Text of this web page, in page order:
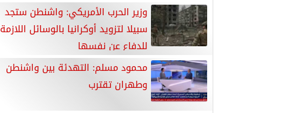
وزير الحرب الأمريكي: واشنطن ستجد
سبيلا لتزويد أوكرانيا بالوسائل اللازمة
للدفاع عن نفسها
محمود مسلم: التهدئة بين واشنطن
وطهران تقترب